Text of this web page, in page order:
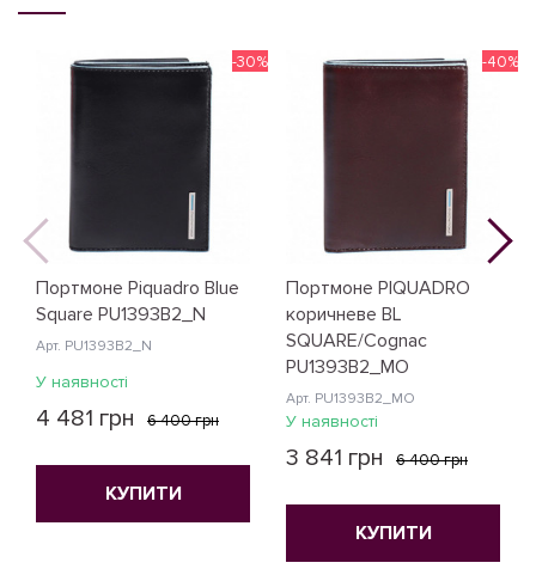
Портмоне Piquadro Blue
Square PU1393B2_N
Арт. PU1393B2_N
-30%
У наявності
4 481 грн 6 400 грн
КУПИТИ
Портмоне PIQUADRO
коричневе BL
SQUARE/Cognac
PU1393B2_MO
Арт. PU1393B2_MO
-40%
У наявності
3 841 грн 6 400 грн
КУПИТИ